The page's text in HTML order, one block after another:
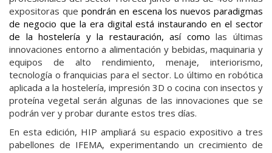
expositoras que pondrán en escena los nuevos paradigmas
de negocio que la era digital está instaurando en el sector
de la hostelería y la restauración, así como las últimas
innovaciones entorno a alimentación y bebidas, maquinaria y
equipos de alto rendimiento, menaje, interiorismo,
tecnología o franquicias para el sector. Lo último en robótica
aplicada a la hostelería, impresión 3D o cocina con insectos y
proteína vegetal serán algunas de las innovaciones que se
podrán ver y probar durante estos tres días.
En esta edición, HIP ampliará su espacio expositivo a tres
pabellones de IFEMA, experimentando un crecimiento de